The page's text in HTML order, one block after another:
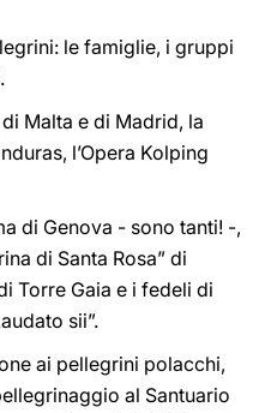
le famiglie, i gruppi
Malta e di Madrid, la
l’Opera Kolping
di Genova - sono tanti! -,
di Santa Rosa” di
Torre Gaia e i fedeli di
sii”.
ai pellegrini polacchi,
al Santuario